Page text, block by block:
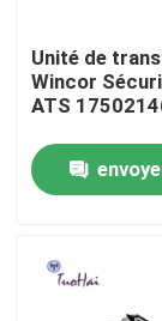
Au sujet de
Unité de
Wincor
ATS